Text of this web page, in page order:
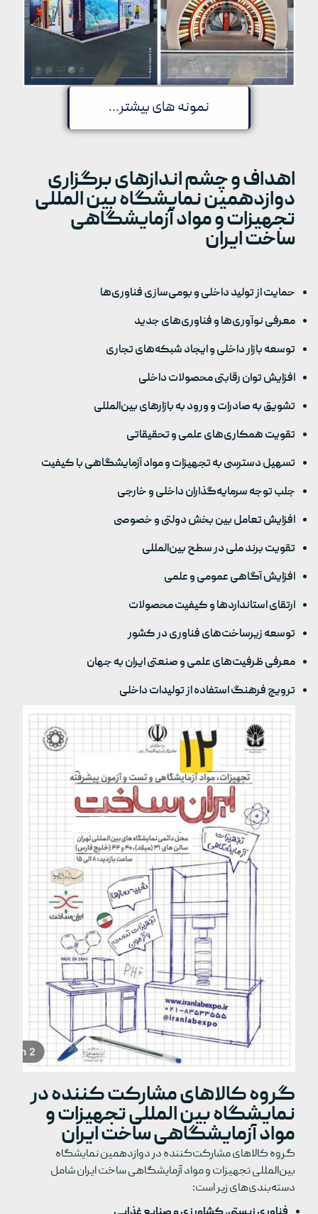
نمونه های بیشتر...
اهداف و چشم اندازهای برگزاری
دوازدهمین نمایشگاه بین المللی
تجهیزات و مواد آزمایشگاهی
ساخت ایران
حمایت از تولید داخلی و بومی‌سازی فناوری‌ها
معرفی نوآوری‌ها و فناوری‌های جدید
توسعه بازار داخلی و ایجاد شبکه‌های تجاری
افزایش توان رقابتی محصولات داخلی
تشویق به صادرات و ورود به بازارهای بین‌المللی
تقویت همکاری‌های علمی و تحقیقاتی
تسهیل دسترسی به تجهیزات و مواد آزمایشگاهی با کیفیت
جلب توجه سرمایه‌گذاران داخلی و خارجی
افزایش تعامل بین بخش دولتی و خصوصی
تقویت برند ملی در سطح بین‌المللی
افزایش آگاهی عمومی و علمی
ارتقای استانداردها و کیفیت محصولات
توسعه زیرساخت‌های فناوری در کشور
معرفی ظرفیت‌های علمی و صنعتی ایران به جهان
ترویج فرهنگ استفاده از تولیدات داخلی
گروه کالاهای مشارکت کننده در
نمایشگاه بین المللی تجهیزات و
مواد آزمایشگاهی ساخت ایران
گروه کالاهای مشارکت‌کننده در دوازدهمین نمایشگاه
بین‌المللی تجهیزات و مواد آزمایشگاهی ساخت ایران شامل
دسته‌بندی‌های زیر است: